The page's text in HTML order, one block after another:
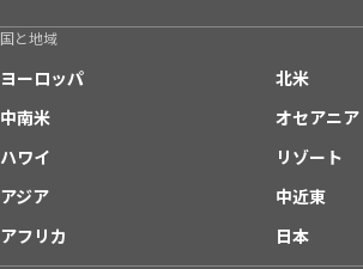
国と地域
ヨーロッパ
北米
中南米
オセアニア
ハワイ
リゾート
アジア
中近東
アフリカ
日本